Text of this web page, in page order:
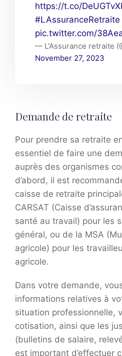
https://t.co/
#LAssuranceRetraite
pic.twitter.com/
— L'Assurance retraite
November 27, 2023
Demande de retraite
Pour prendre sa retraite
essentiel de faire une
auprès des organismes
d’abord, il est
caisse de retraite
CARSAT (Caisse
santé au travail) pour les
général, ou de la MSA
agricole) pour les
agricole.
Dans votre demande,
informations relatives à
situation professionnelle,
cotisation, ainsi que les
(bulletins de salaire,
est important d’effectuer